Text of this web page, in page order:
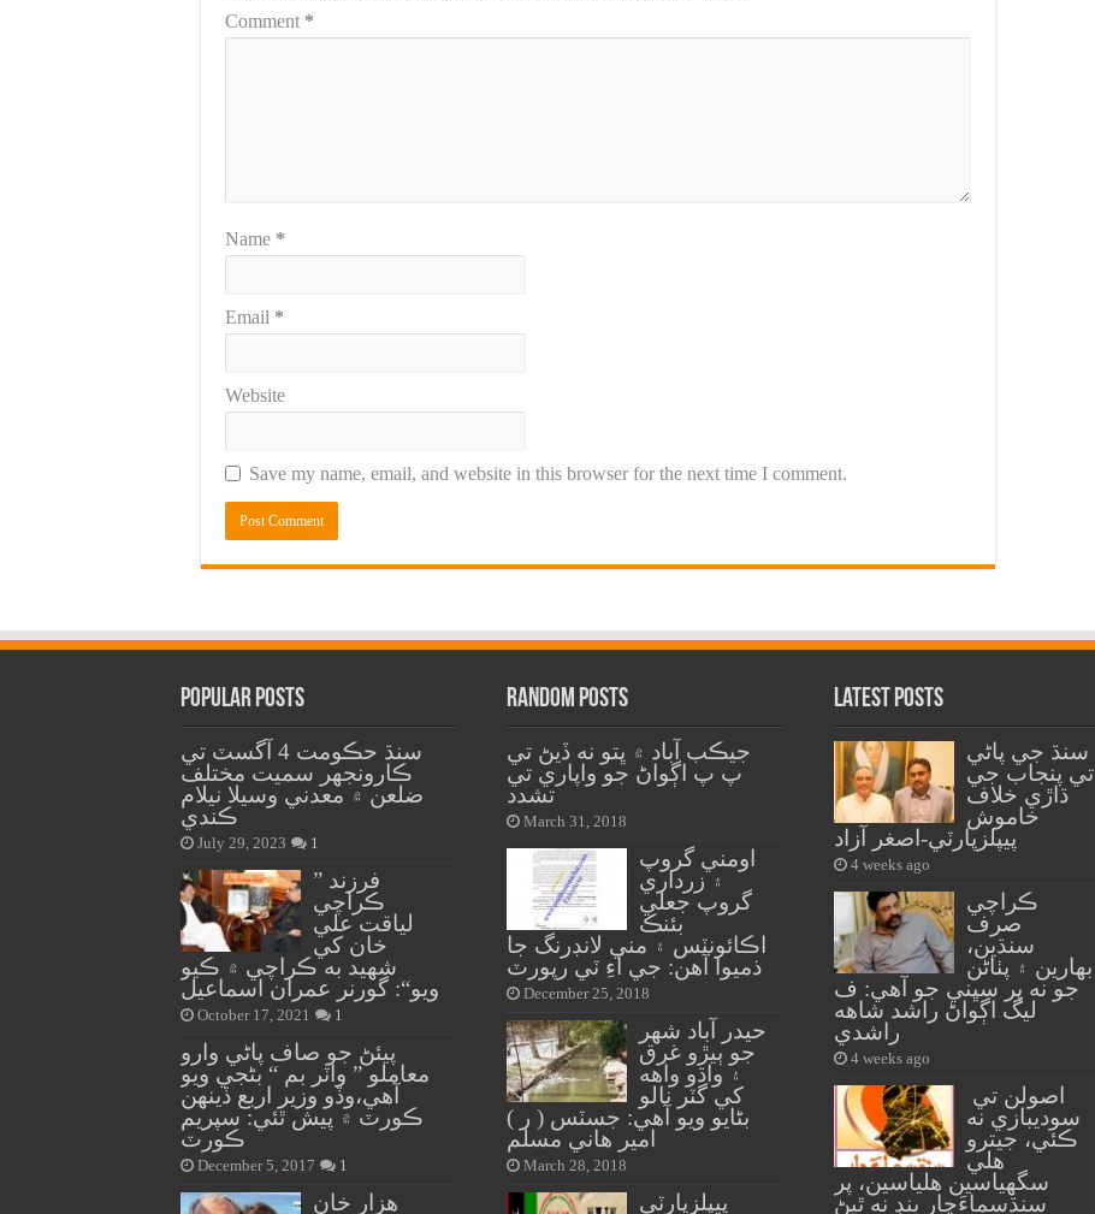
Comment *
Name *
Email *
Website
Save my name, email, and website in this browser for the next time I comment.
Popular Posts
سنڌ حڪومت 4 آگسٽ تي
ڪارونجهر سميت مختلف
ضلعن ۾ معدني وسيلا نيلام
ڪندي
July 29, 2023 1
” فرزند
ڪراچي
لياقت علي
خان کي
شهيد به ڪراچي ۾ ڪيو
ويو“: گورنر عمران اسماعيل
October 17, 2021 1
پيئڻ جو صاف پاڻي وارو
معاملو ” واٽر بم “ بڻجي ويو
آهي،وڏو وزير اربع ڏينهن
ڪورٽ ۾ پيش ٿئي: سپريم
ڪورٽ
December 5, 2017 1
هزار خان
Random Posts
جيڪب آباد ۾ ڀتو نه ڏيڻ تي
پ پ اڳواڻ جو واپاري تي
تشدد
March 31, 2018
اومني گروپ
۽ زرداري
گروپ جعلي
بئنڪ
اڪائونٽس ۽ مني لانڊرنگ جا
ذميوا آهن: جي آءِ ٽي رپورٽ
December 25, 2018
حيدر آباد شهر
جو ٻيڙو غرق
۽ واڌو واهه
کي گٽر نالو
بڻايو ويو آهي: جسٽس ( ر )
امير هاني مسلم
March 28, 2018
پيپلزپارٽي
Latest Posts
سنڌ جي پاڻي
تي پنجاب جي
ڌاڙي خلاف
خاموش
پيپلزپارٽي-اصغر آزاد
4 weeks ago
ڪراچي
صرف
سنڌين،
بهارين ۽ پٺاڻن
جو نه پر سڀني جو آهي: ف
ليگ اڳواڻ راشد شاهه
راشدي
4 weeks ago
سوديبازي نه
ڪئي، جيترو
هلي
سگهياسين هلياسين، پر
سنڌسماءَچار بند نه ٿيڻ